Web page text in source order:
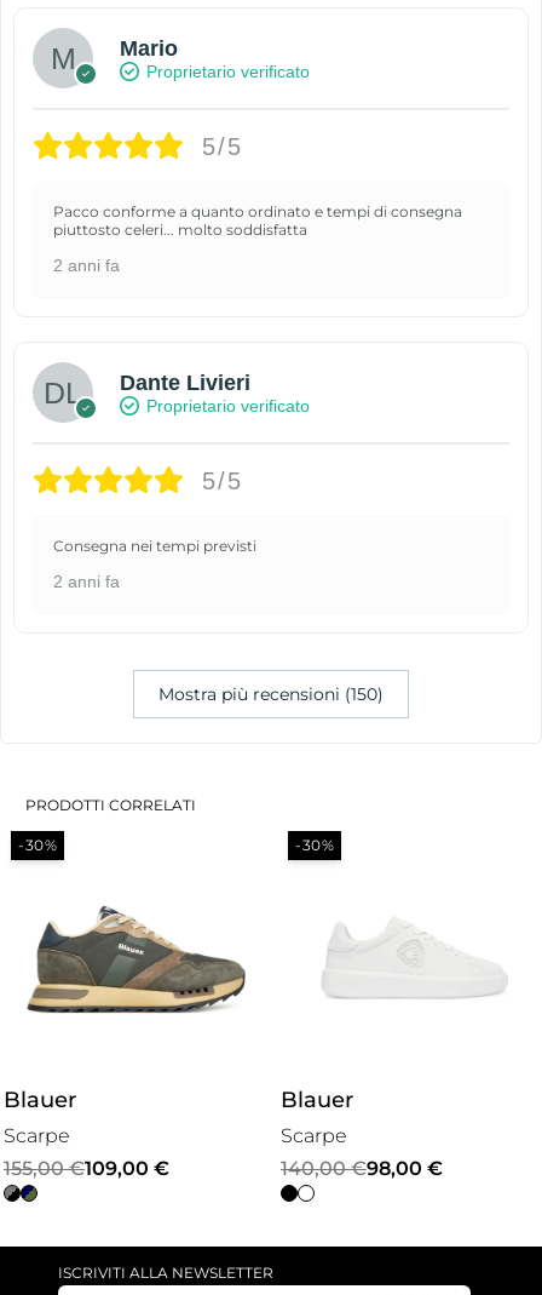
Mario
Proprietario verificato
5/5
Pacco conforme a quanto ordinato e tempi di consegna
piuttosto celeri... molto soddisfatta
2 anni fa
Dante Livieri
Proprietario verificato
5/5
Consegna nei tempi previsti
2 anni fa
Mostra più recensioni (150)
PRODOTTI CORRELATI
-30%
Blauer
Scarpe
155,00€
Il
prezzo
109,00 €
Il
prezzo
-30%
Blauer
Scarpe
140,00€
Il
prezzo
98,00 €
Il
prezzo
ISCRIVITI ALLA NEWSLETTER